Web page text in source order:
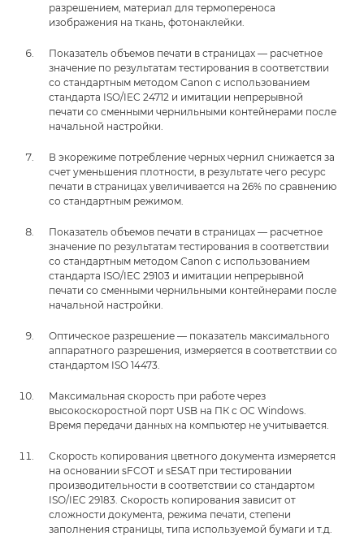
разрешением, материал для термопереноса
изображения на ткань, фотонаклейки.
Показатель объемов печати в страницах — расчетное
значение по результатам тестирования в соответствии
со стандартным методом Canon с использованием
стандарта ISO/IEC 24712 и имитации непрерывной
печати со сменными чернильными контейнерами после
начальной настройки.
В экорежиме потребление черных чернил снижается за
счет уменьшения плотности, в результате чего ресурс
печати в страницах увеличивается на 26% по сравнению
со стандартным режимом.
Показатель объемов печати в страницах — расчетное
значение по результатам тестирования в соответствии
со стандартным методом Canon с использованием
стандарта ISO/IEC 29103 и имитации непрерывной
печати со сменными чернильными контейнерами после
начальной настройки.
Оптическое разрешение — показатель максимального
аппаратного разрешения, измеряется в соответствии со
стандартом ISO 14473.
Максимальная скорость при работе через
высокоскоростной порт USB на ПК с ОС Windows.
Время передачи данных на компьютер не учитывается.
Скорость копирования цветного документа измеряется
на основании sFCOT и sESAT при тестировании
производительности в соответствии со стандартом
ISO/IEC 29183. Скорость копирования зависит от
сложности документа, режима печати, степени
заполнения страницы, типа используемой бумаги и т.д.